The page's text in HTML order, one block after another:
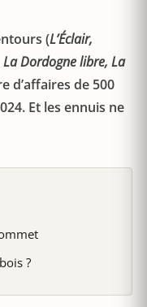
(L’Éclair,
Dordogne libre, La
d’affaires de 500
Et les ennuis ne
?